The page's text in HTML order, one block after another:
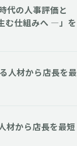
代の人事評価と
む仕組みへ ―」を
人材から店長を最
材から店長を最短